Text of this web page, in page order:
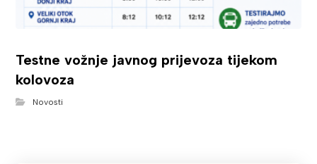
Testne vožnje javnog prijevoza tijekom
kolovoza
Novosti